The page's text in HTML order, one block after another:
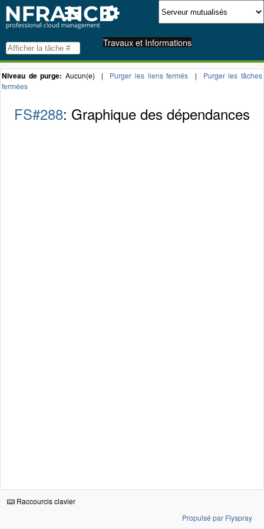
Travaux et Informations
Niveau de purge: Aucun(e) | Purger les liens fermés | Purger les tâches
fermées
FS#288: Graphique des dépendances
Raccourcis clavier
Propulsé par Flyspray